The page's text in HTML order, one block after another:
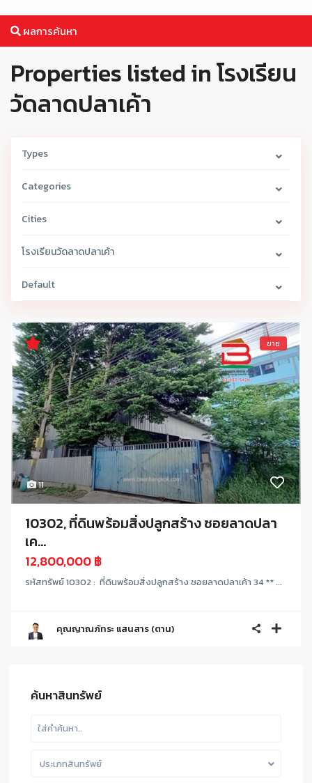
ผลการค้นหา
Properties listed in โรงเรียน
วัดลาดปลาเค้า
Types
Categories
Cities
โรงเรียนวัดลาดปลาเค้า
Default
11
ขาย
10302, ที่ดินพร้อมสิ่งปลูกสร้าง ซอยลาดปลา
เค...
12,800,000 ฿
รหัสทรัพย์ 10302 : ที่ดินพร้อมสิ่งปลูกสร้าง ซอยลาดปลาเค้า 34 ** ...
คุณญาณภัทระ แสนสาร (ตาน)
ค้นหาสินทรัพย์
ประเภทสินทรัพย์